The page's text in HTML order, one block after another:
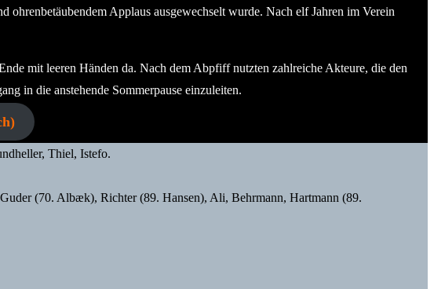
Applaus ausgewechselt wurde. Nach elf Jahren im Verein
mit leeren Händen da. Nach dem Abpfiff nutzten zahlreiche Akteure, die den
in die anstehende Sommerpause einzuleiten.
Thiel, Istefo.
(70. Albæk), Richter (89. Hansen), Ali, Behrmann, Hartmann (89.